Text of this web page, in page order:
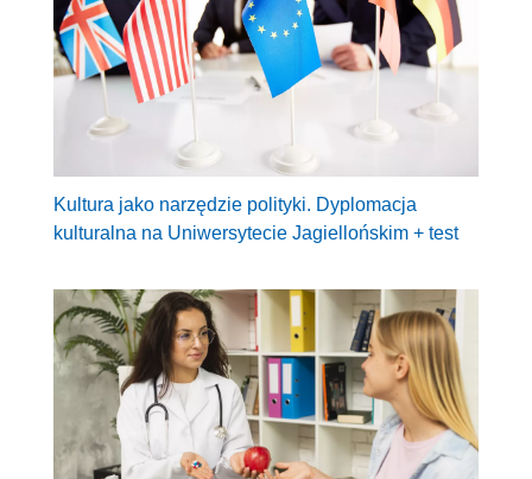
Kultura jako narzędzie polityki. Dyplomacja
kulturalna na Uniwersytecie Jagiellońskim + test